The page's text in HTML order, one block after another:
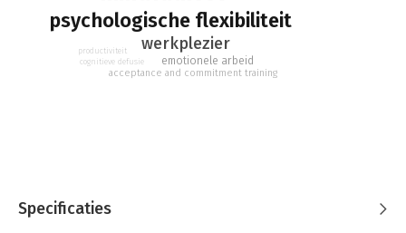
psychologische flexibiliteit
werkplezier
emotionele arbeid
acceptance and commitment training
cognitieve defusie
productiviteit
Specificaties